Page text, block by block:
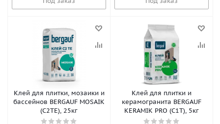
Клей для плитки, мозаики и
бассейнов BERGAUF MOSAIK
(С2ТЕ), 25кг
Клей для плитки и
керамогранита BERGAUF
KERAMIK PRO (С1Т), 5кг